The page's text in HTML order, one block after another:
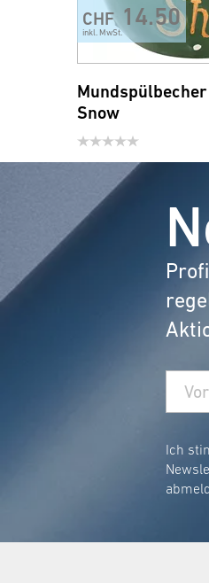
CHF 14.50
inkl. MwSt.
Mundspülbecher
Snow
Ich